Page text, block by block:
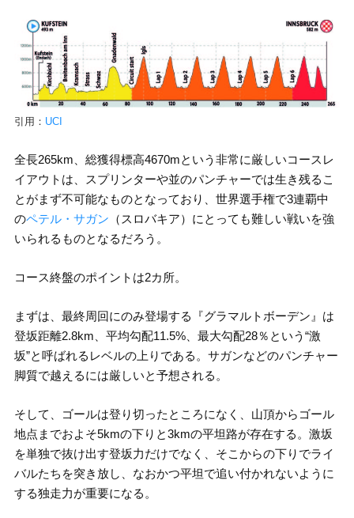
引用： UCI
全長265km、総獲得標高4670mという非常に厳しいコースレ
イアウトは、スプリンターや並のパンチャーでは生き残るこ
とがまず不可能なものとなっており、世界選手権で3連覇中
のペテル・サガン （スロバキア）にとっても難しい戦いを強
いられるものとなるだろう。
コース終盤のポイントは2カ所。
まずは、最終周回にのみ登場する『グラマルトボーデン』は
登坂距離2.8km、平均勾配11.5%、最大勾配28％という“激
坂”と呼ばれるレベルの上りである。サガンなどのパンチャー
脚質で越えるには厳しいと予想される。
そして、ゴールは登り切ったところになく、山頂からゴール
地点までおよそ5kmの下りと3kmの平坦路が存在する。激坂
を単独で抜け出す登坂力だけでなく、そこからの下りでライ
バルたちを突き放し、なおかつ平坦で追い付かれないように
する独走力が重要になる。